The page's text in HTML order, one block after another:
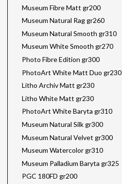
Museum Fibre Matt gr200
Museum Natural Rag gr260
Museum Natural Smooth gr310
Museum White Smooth gr270
Photo Fibre Edition gr300
PhotoArt White Matt Duo gr230
Litho Archiv Matt gr230
Litho White Matt gr230
PhotoArt White Baryta gr310
Museum Natural Silk gr300
Museum Natural Velvet gr300
Museum Watercolor gr310
Museum Palladium Baryta gr325
PGC 180FD gr200